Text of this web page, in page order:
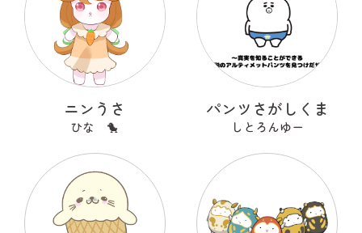
ニンうさ
ひな 🐤
パンツさがしくま
しとろんゆー